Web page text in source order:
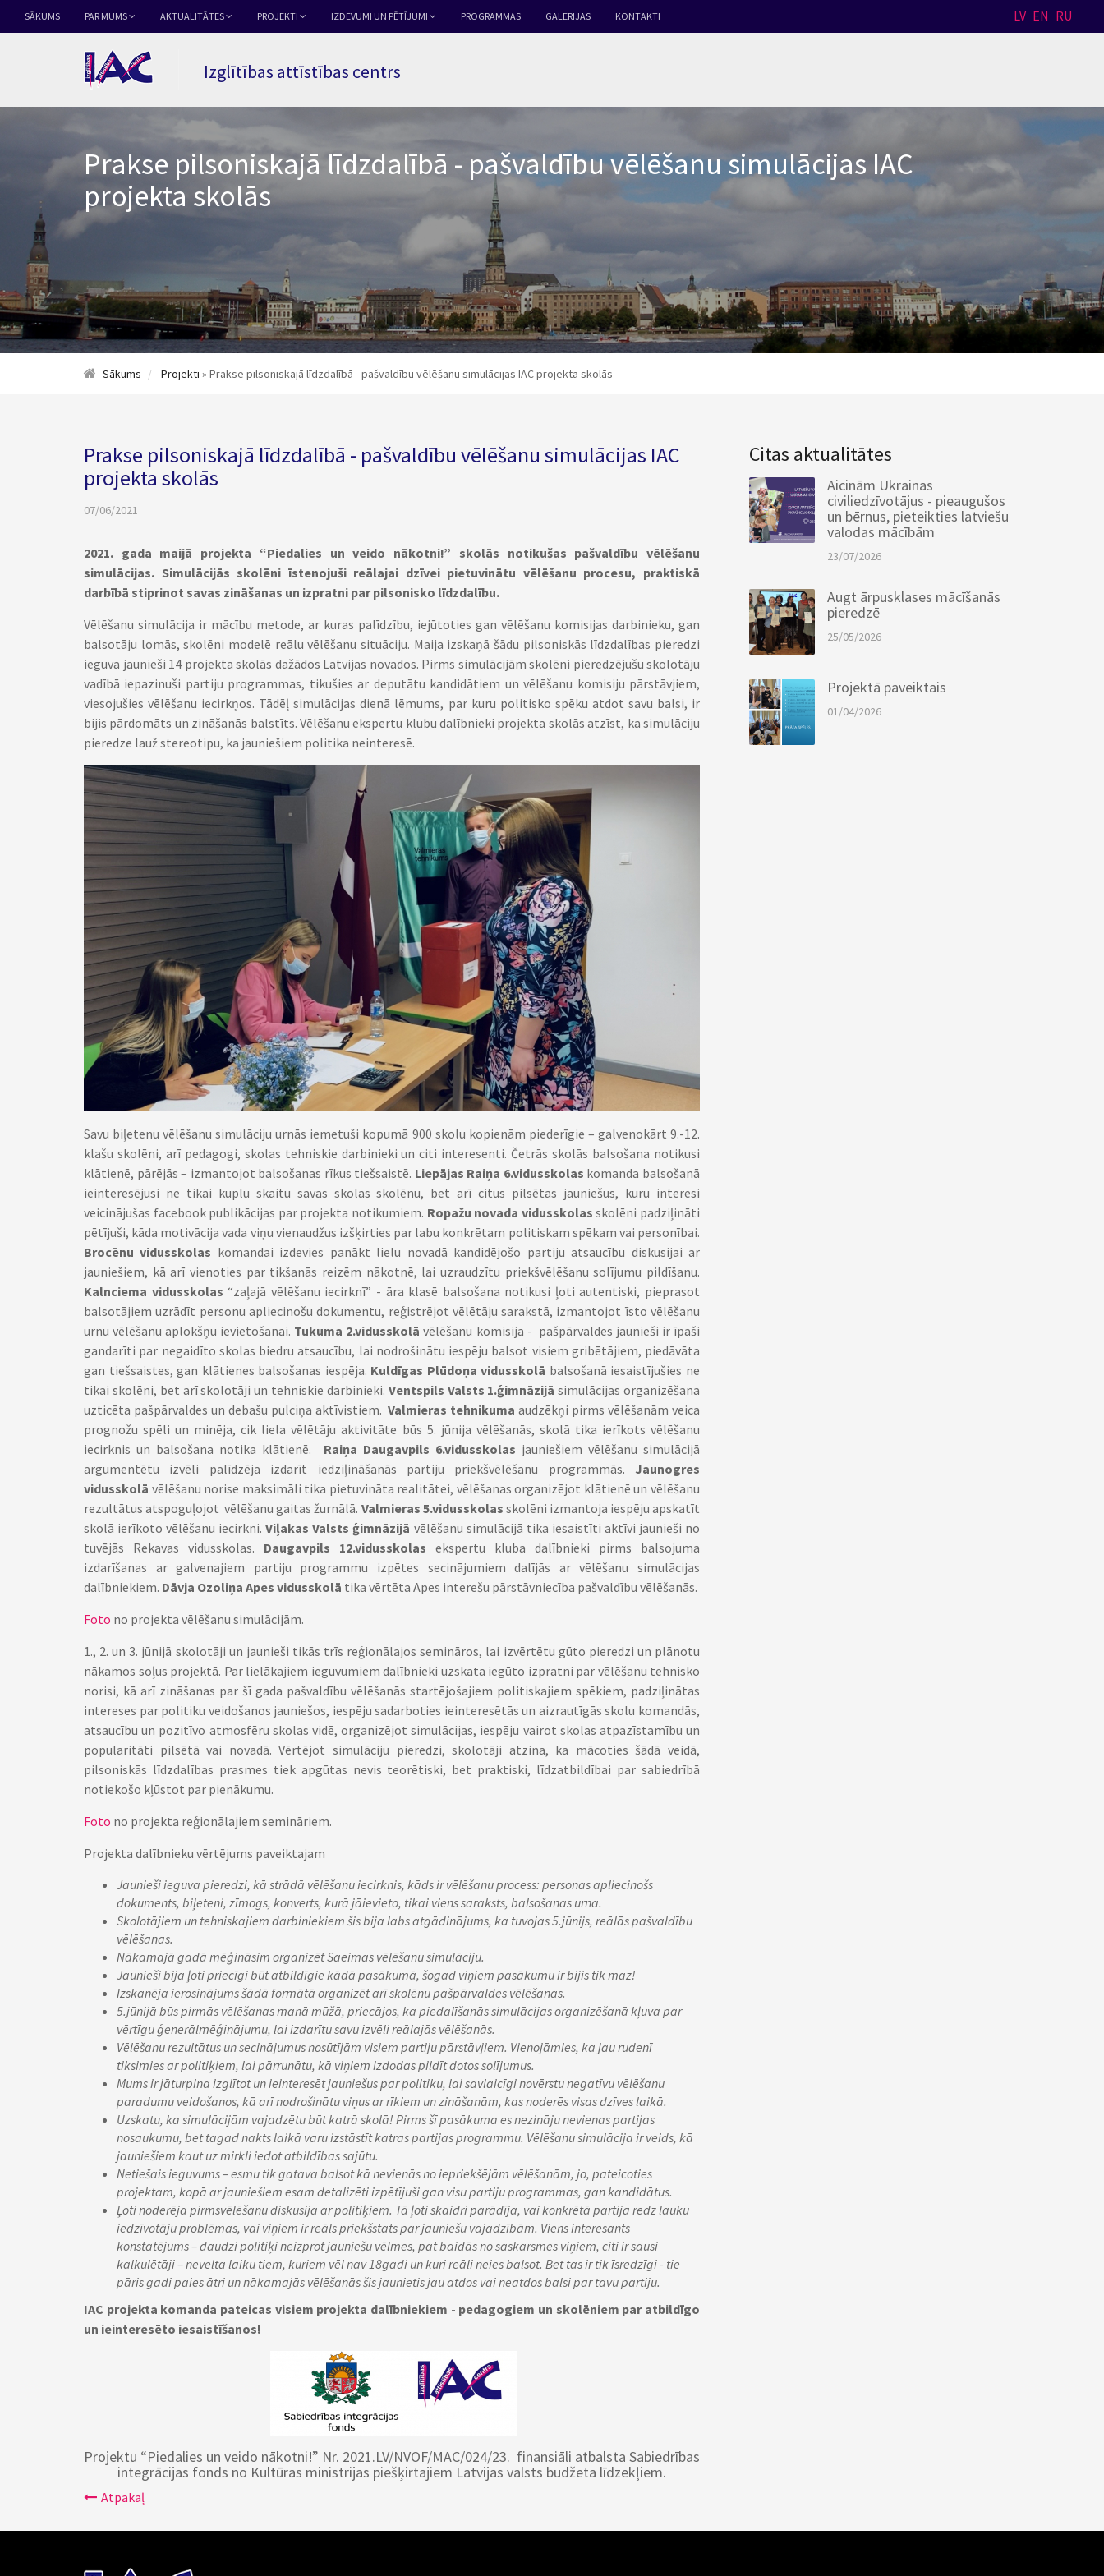
SĀKUMS PAR MUMS AKTUALITĀTES PROJEKTI IZDEVUMI UN PĒTĪJUMI PROGRAMMAS GALERIJAS KONTAKTI LV EN RU
Izglītības attīstības centrs
Prakse pilsoniskajā līdzdalībā - pašvaldību vēlēšanu simulācijas IAC
projekta skolās
Sākums Projekti » Prakse pilsoniskajā līdzdalībā - pašvaldību vēlēšanu simulācijas IAC projekta skolās
Prakse pilsoniskajā līdzdalībā - pašvaldību vēlēšanu simulācijas IAC
projekta skolās
07/06/2021
2021. gada maijā projekta “Piedalies un veido nākotni!” skolās notikušas pašvaldību vēlēšanu
simulācijas. Simulācijās skolēni īstenojuši reālajai dzīvei pietuvinātu vēlēšanu procesu, praktiskā
darbībā stiprinot savas zināšanas un izpratni par pilsonisko līdzdalību.
Vēlēšanu simulācija ir mācību metode, ar kuras palīdzību, iejūtoties gan vēlēšanu komisijas darbinieku, gan
balsotāju lomās, skolēni modelē reālu vēlēšanu situāciju. Maija izskaņā šādu pilsoniskās līdzdalības pieredzi
ieguva jaunieši 14 projekta skolās dažādos Latvijas novados. Pirms simulācijām skolēni pieredzējušu skolotāju
vadībā iepazinuši partiju programmas, tikušies ar deputātu kandidātiem un vēlēšanu komisiju pārstāvjiem,
viesojušies vēlēšanu iecirkņos. Tādēļ simulācijas dienā lēmums, par kuru politisko spēku atdot savu balsi, ir
bijis pārdomāts un zināšanās balstīts. Vēlēšanu ekspertu klubu dalībnieki projekta skolās atzīst, ka simulāciju
pieredze lauž stereotipu, ka jauniešiem politika neinteresē.
Savu biļetenu vēlēšanu simulāciju urnās iemetuši kopumā 900 skolu kopienām piederīgie – galvenokārt 9.-12.
klašu skolēni, arī pedagogi, skolas tehniskie darbinieki un citi interesenti. Četrās skolās balsošana notikusi
klātienē, pārējās – izmantojot balsošanas rīkus tiešsaistē. Liepājas Raiņa 6.vidusskolas komanda balsošanā
ieinteresējusi ne tikai kuplu skaitu savas skolas skolēnu, bet arī citus pilsētas jauniešus, kuru interesi
veicinājušas facebook publikācijas par projekta notikumiem. Ropažu novada vidusskolas skolēni padziļināti
pētījuši, kāda motivācija vada viņu vienaudžus izšķirties par labu konkrētam politiskam spēkam vai personībai.
Brocēnu vidusskolas komandai izdevies panākt lielu novadā kandidējošo partiju atsaucību diskusijai ar
jauniešiem, kā arī vienoties par tikšanās reizēm nākotnē, lai uzraudzītu priekšvēlēšanu solījumu pildīšanu.
Kalnciema vidusskolas “zaļajā vēlēšanu iecirknī” - āra klasē balsošana notikusi ļoti autentiski, pieprasot
balsotājiem uzrādīt personu apliecinošu dokumentu, reģistrējot vēlētāju sarakstā, izmantojot īsto vēlēšanu
urnu vēlēšanu aplokšņu ievietošanai. Tukuma 2.vidusskolā vēlēšanu komisija - pašpārvaldes jaunieši ir īpaši
gandarīti par negaidīto skolas biedru atsaucību, lai nodrošinātu iespēju balsot visiem gribētājiem, piedāvāta
gan tiešsaistes, gan klātienes balsošanas iespēja. Kuldīgas Plūdoņa vidusskolā balsošanā iesaistījušies ne
tikai skolēni, bet arī skolotāji un tehniskie darbinieki. Ventspils Valsts 1.ģimnāzijā simulācijas organizēšana
uzticēta pašpārvaldes un debašu pulciņa aktīvistiem.Valmieras tehnikuma audzēkņi pirms vēlēšanām veica
prognožu spēli un minēja, cik liela vēlētāju aktivitāte būs 5. jūnija vēlēšanās, skolā tika ierīkots vēlēšanu
iecirknis un balsošana notika klātienē. Raiņa Daugavpils 6.vidusskolas jauniešiem vēlēšanu simulācijā
argumentētu izvēli palīdzēja izdarīt iedziļināšanās partiju priekšvēlēšanu programmās. Jaunogres
vidusskolā vēlēšanu norise maksimāli tika pietuvināta realitātei, vēlēšanas organizējot klātienē un vēlēšanu
rezultātus atspoguļojot vēlēšanu gaitas žurnālā. Valmieras 5.vidusskolas skolēni izmantoja iespēju apskatīt
skolā ierīkoto vēlēšanu iecirkni.Viļakas Valsts ģimnāzijā vēlēšanu simulācijā tika iesaistīti aktīvi jaunieši no
tuvējās Rekavas vidusskolas. Daugavpils 12.vidusskolas ekspertu kluba dalībnieki pirms balsojuma
izdarīšanas ar galvenajiem partiju programmu izpētes secinājumiem dalījās ar vēlēšanu simulācijas
dalībniekiem. Dāvja Ozoliņa Apes vidusskolā tika vērtēta Apes interešu pārstāvniecība pašvaldību vēlēšanās.
Foto no projekta vēlēšanu simulācijām.
1., 2. un 3. jūnijā skolotāji un jaunieši tikās trīs reģionālajos semināros, lai izvērtētu gūto pieredzi un plānotu
nākamos soļus projektā. Par lielākajiem ieguvumiem dalībnieki uzskata iegūto izpratni par vēlēšanu tehnisko
norisi, kā arī zināšanas par šī gada pašvaldību vēlēšanās startējošajiem politiskajiem spēkiem, padziļinātas
intereses par politiku veidošanos jauniešos, iespēju sadarboties ieinteresētās un aizrautīgās skolu komandās,
atsaucību un pozitīvo atmosfēru skolas vidē, organizējot simulācijas, iespēju vairot skolas atpazīstamību un
popularitāti pilsētā vai novadā. Vērtējot simulāciju pieredzi, skolotāji atzina, ka mācoties šādā veidā,
pilsoniskās līdzdalības prasmes tiek apgūtas nevis teorētiski, bet praktiski, līdzatbildībai par sabiedrībā
notiekošo kļūstot par pienākumu.
Foto no projekta reģionālajiem semināriem.
Projekta dalībnieku vērtējums paveiktajam
Jaunieši ieguva pieredzi, kā strādā vēlēšanu iecirknis, kāds ir vēlēšanu process: personas apliecinošs
dokuments, biļeteni, zīmogs, konverts, kurā jāievieto, tikai viens saraksts, balsošanas urna.
Skolotājiem un tehniskajiem darbiniekiem šis bija labs atgādinājums, ka tuvojas 5.jūnijs, reālās pašvaldību
vēlēšanas.
Nākamajā gadā mēģināsim organizēt Saeimas vēlēšanu simulāciju.
Jaunieši bija ļoti priecīgi būt atbildīgie kādā pasākumā, šogad viņiem pasākumu ir bijis tik maz!
Izskanēja ierosinājums šādā formātā organizēt arī skolēnu pašpārvaldes vēlēšanas.
5.jūnijā būs pirmās vēlēšanas manā mūžā, priecājos, ka piedalīšanās simulācijas organizēšanā kļuva par
vērtīgu ģenerālmēģinājumu, lai izdarītu savu izvēli reālajās vēlēšanās.
Vēlēšanu rezultātus un secinājumus nosūtījām visiem partiju pārstāvjiem. Vienojāmies, ka jau rudenī
tiksimies ar politiķiem, lai pārrunātu, kā viņiem izdodas pildīt dotos solījumus.
Mums ir jāturpina izglītot un ieinteresēt jauniešus par politiku, lai savlaicīgi novērstu negatīvu vēlēšanu
paradumu veidošanos, kā arī nodrošinātu viņus ar rīkiem un zināšanām, kas noderēs visas dzīves laikā.
Uzskatu, ka simulācijām vajadzētu būt katrā skolā! Pirms šī pasākuma es nezināju nevienas partijas
nosaukumu, bet tagad nakts laikā varu izstāstīt katras partijas programmu. Vēlēšanu simulācija ir veids, kā
jauniešiem kaut uz mirkli iedot atbildības sajūtu.
Netiešais ieguvums – esmu tik gatava balsot kā nevienās no iepriekšējām vēlēšanām, jo, pateicoties
projektam, kopā ar jauniešiem esam detalizēti izpētījuši gan visu partiju programmas, gan kandidātus.
Ļoti noderēja pirmsvēlēšanu diskusija ar politiķiem. Tā ļoti skaidri parādīja, vai konkrētā partija redz lauku
iedzīvotāju problēmas, vai viņiem ir reāls priekšstats par jauniešu vajadzībām. Viens interesants
konstatējums – daudzi politiķi neizprot jauniešu vēlmes, pat baidās no saskarsmes viņiem, citi ir sausi
kalkulētāji – nevelta laiku tiem, kuriem vēl nav 18gadi un kuri reāli neies balsot. Bet tas ir tik īsredzīgi - tie
pāris gadi paies ātri un nākamajās vēlēšanās šis jaunietis jau atdos vai neatdos balsi par tavu partiju.
IAC projekta komanda pateicas visiem projekta dalībniekiem - pedagogiem un skolēniem par atbildīgo
un ieinteresēto iesaistīšanos!
Projektu “Piedalies un veido nākotni!” Nr. 2021.LV/NVOF/MAC/024/23. finansiāli atbalsta Sabiedrības
integrācijas fonds no Kultūras ministrijas piešķirtajiem Latvijas valsts budžeta līdzekļiem.
Atpakaļ
Citas aktualitātes
Aicinām Ukrainas
civiliedzīvotājus - pieaugušos
un bērnus, pieteikties latviešu
valodas mācībām
23/07/2026
Augt ārpusklases mācīšanās
pieredzē
25/05/2026
Projektā paveiktais
01/04/2026